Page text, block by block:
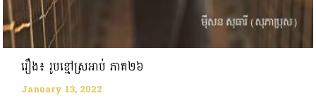
រឿង៖ រូបខ្មៅស្រអាប់ ភាគ២៦
January 13, 2022